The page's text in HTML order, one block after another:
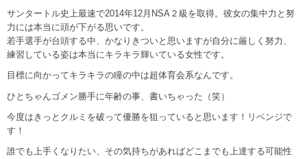
サンタートル史上最速で2014年12月NSA２級を取得。彼女の集中力と努
力には本当に頭が下がる思いです。
若手選手が台頭する中、かなりきついと思いますが自分に厳しく努力、
練習している姿は本当にキラキラ輝いている女性です。
目標に向かってキラキラの瞳の中は超体育会系なんです。
ひとちゃんゴメン勝手に年齢の事、書いちゃった（笑）
今度はきっとクルミを破って優勝を狙っていると思います！リベンジで
す！
誰でも上手くなりたい、その気持ちがあればどこまでも上達する可能性